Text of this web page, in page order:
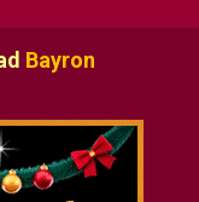
Bayron